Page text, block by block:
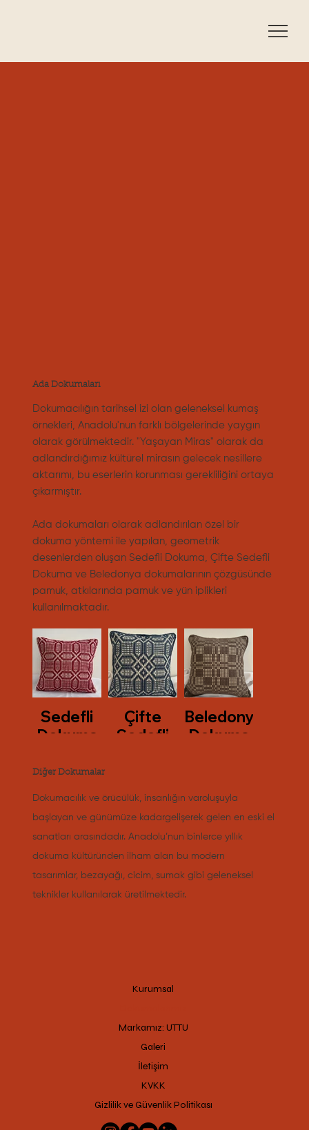
Ada Dokumaları
Dokumacılığın tarihsel izi olan geleneksel kumaş
örnekleri, Anadolu'nun farklı bölgelerinde yaygın
olarak görülmektedir. "Yaşayan Miras" olarak da
adlandırdığımız kültürel mirasın gelecek nesillere
aktarımı, bu eserlerin korunması gerekliliğini ortaya
çıkarmıştır.
Ada dokumaları olarak adlandırılan özel bir
dokuma yöntemi ile yapılan, geometrik
desenlerden oluşan Sedefli Dokuma, Çifte Sedefli
Dokuma ve Beledonya dokumalarının çözgüsünde
pamuk, atkılarında pamuk ve yün iplikleri
kullanılmaktadır.
Sedefli
Dokuma
Çifte
Sedefli
Beledonya
Dokuma
Diğer Dokumalar
Dokumacılık ve örücülük, insanlığın varoluşuyla
başlayan ve günümüze kadargelişerek gelen en eski el
sanatları arasındadır. Anadolu’nun binlerce yıllık
dokuma kültüründen ilham alan bu modern
tasarımlar, bezayağı, cicim, sumak gibi geleneksel
teknikler kullanılarak üretilmektedir.
Kurumsal
Markamız: UTTU
Galeri
İletişim
KVKK
Gizlilik ve Güvenlik Politikası